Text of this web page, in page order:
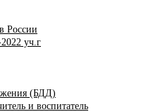
России
уч.г
(БДД)
и воспитатель